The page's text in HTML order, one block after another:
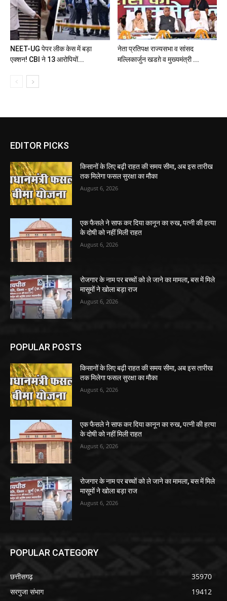
NEET-UG पेपर लीक केस में बड़ा
एक्शन! CBI ने 13 आरोपियों...
नेता प्रतिपक्ष राज्यसभा व सांसद
मल्लिकार्जुन खडग़े व मुख्यमंत्री ...
EDITOR PICKS
किसानों के लिए बढ़ी राहत की समय सीमा, अब इस तारीख
तक मिलेगा फसल सुरक्षा का मौका
August 6, 2026
एक फैसले ने साफ कर दिया कानून का रुख, पत्नी की हत्या
के दोषी को नहीं मिली राहत
August 6, 2026
रोजगार के नाम पर बच्चों को ले जाने का मामला, बस में मिले
मासूमों ने खोला बड़ा राज
August 6, 2026
POPULAR POSTS
किसानों के लिए बढ़ी राहत की समय सीमा, अब इस तारीख
तक मिलेगा फसल सुरक्षा का मौका
August 6, 2026
एक फैसले ने साफ कर दिया कानून का रुख, पत्नी की हत्या
के दोषी को नहीं मिली राहत
August 6, 2026
रोजगार के नाम पर बच्चों को ले जाने का मामला, बस में मिले
मासूमों ने खोला बड़ा राज
August 6, 2026
POPULAR CATEGORY
छत्तीसगढ़
35970
सरगुजा संभाग
19412